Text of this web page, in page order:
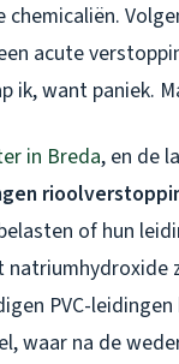
acute
ik, want paniek.
in Breda, en de
of hun
PVC-
waar na de